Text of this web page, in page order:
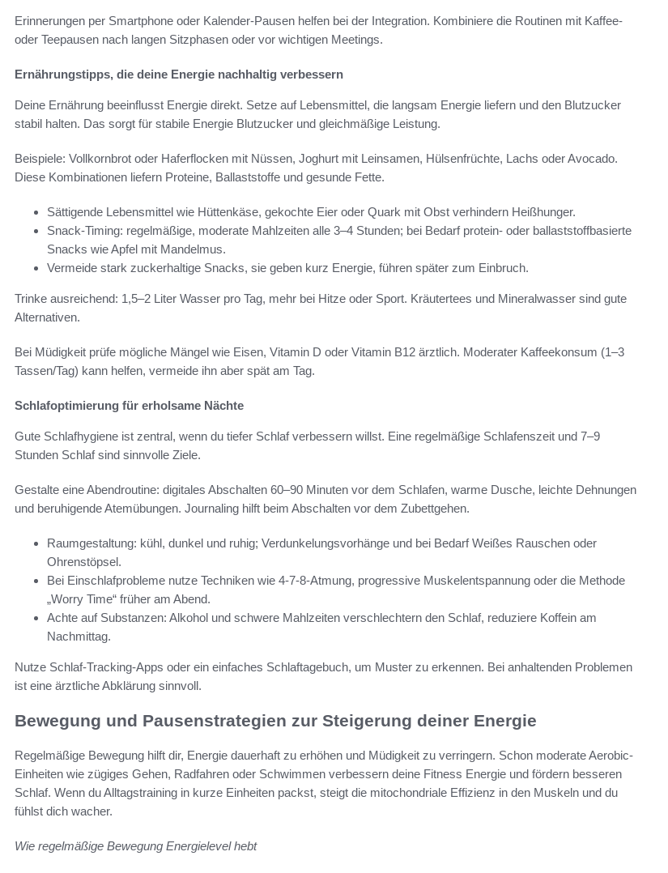
Erinnerungen per Smartphone oder Kalender-Pausen helfen bei der Integration. Kombiniere die Routinen mit Kaffee-
oder Teepausen nach langen Sitzphasen oder vor wichtigen Meetings.
Ernährungstipps, die deine Energie nachhaltig verbessern
Deine Ernährung beeinflusst Energie direkt. Setze auf Lebensmittel, die langsam Energie liefern und den Blutzucker
stabil halten. Das sorgt für stabile Energie Blutzucker und gleichmäßige Leistung.
Beispiele: Vollkornbrot oder Haferflocken mit Nüssen, Joghurt mit Leinsamen, Hülsenfrüchte, Lachs oder Avocado.
Diese Kombinationen liefern Proteine, Ballaststoffe und gesunde Fette.
Sättigende Lebensmittel wie Hüttenkäse, gekochte Eier oder Quark mit Obst verhindern Heißhunger.
Snack-Timing: regelmäßige, moderate Mahlzeiten alle 3–4 Stunden; bei Bedarf protein- oder ballaststoffbasierte
Snacks wie Apfel mit Mandelmus.
Vermeide stark zuckerhaltige Snacks, sie geben kurz Energie, führen später zum Einbruch.
Trinke ausreichend: 1,5–2 Liter Wasser pro Tag, mehr bei Hitze oder Sport. Kräutertees und Mineralwasser sind gute
Alternativen.
Bei Müdigkeit prüfe mögliche Mängel wie Eisen, Vitamin D oder Vitamin B12 ärztlich. Moderater Kaffeekonsum (1–3
Tassen/Tag) kann helfen, vermeide ihn aber spät am Tag.
Schlafoptimierung für erholsame Nächte
Gute Schlafhygiene ist zentral, wenn du tiefer Schlaf verbessern willst. Eine regelmäßige Schlafenszeit und 7–9
Stunden Schlaf sind sinnvolle Ziele.
Gestalte eine Abendroutine: digitales Abschalten 60–90 Minuten vor dem Schlafen, warme Dusche, leichte Dehnungen
und beruhigende Atemübungen. Journaling hilft beim Abschalten vor dem Zubettgehen.
Raumgestaltung: kühl, dunkel und ruhig; Verdunkelungsvorhänge und bei Bedarf Weißes Rauschen oder
Ohrenstöpsel.
Bei Einschlafprobleme nutze Techniken wie 4-7-8-Atmung, progressive Muskelentspannung oder die Methode
„Worry Time“ früher am Abend.
Achte auf Substanzen: Alkohol und schwere Mahlzeiten verschlechtern den Schlaf, reduziere Koffein am
Nachmittag.
Nutze Schlaf-Tracking-Apps oder ein einfaches Schlaftagebuch, um Muster zu erkennen. Bei anhaltenden Problemen
ist eine ärztliche Abklärung sinnvoll.
Bewegung und Pausenstrategien zur Steigerung deiner Energie
Regelmäßige Bewegung hilft dir, Energie dauerhaft zu erhöhen und Müdigkeit zu verringern. Schon moderate Aerobic-
Einheiten wie zügiges Gehen, Radfahren oder Schwimmen verbessern deine Fitness Energie und fördern besseren
Schlaf. Wenn du Alltagstraining in kurze Einheiten packst, steigt die mitochondriale Effizienz in den Muskeln und du
fühlst dich wacher.
Wie regelmäßige Bewegung Energielevel hebt